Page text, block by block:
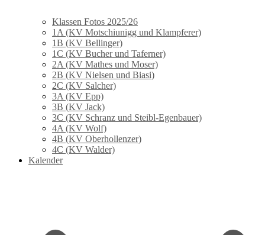
Klassen Fotos 2025/26
1A (KV Motschiunigg und Klampferer)
1B (KV Bellinger)
1C (KV Bucher und Taferner)
2A (KV Mathes und Moser)
2B (KV Nielsen und Biasi)
2C (KV Salcher)
3A (KV Epp)
3B (KV Jack)
3C (KV Schranz und Steibl-Egenbauer)
4A (KV Wolf)
4B (KV Oberhollenzer)
4C (KV Walder)
Kalender